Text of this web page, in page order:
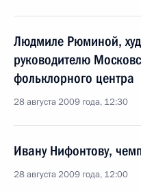
Людмиле Рюминой,
руководителю
фольклорного центра
28 августа 2009 года, 12:30
Ивану Нифонтову,
28 августа 2009 года, 12:00